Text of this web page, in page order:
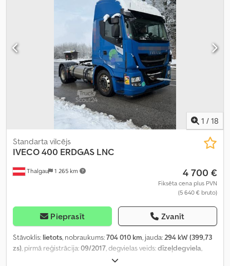
1 / 18
Thalgau 1 265 km
Standarta vilcējs
IVECO400 ERDGAS LNC
4 700 €
Fiksēta cena plus PVN
(5 640 € bruto)
Pieprasīt Zvanīt
Stāvoklis: lietots, nobraukums:704 010 km, jauda:294 kW (399,73
zs), pirmā reģistrācija:09/2017, degvielas veids:dīzeļdegviela,
, asu konfigurācija: